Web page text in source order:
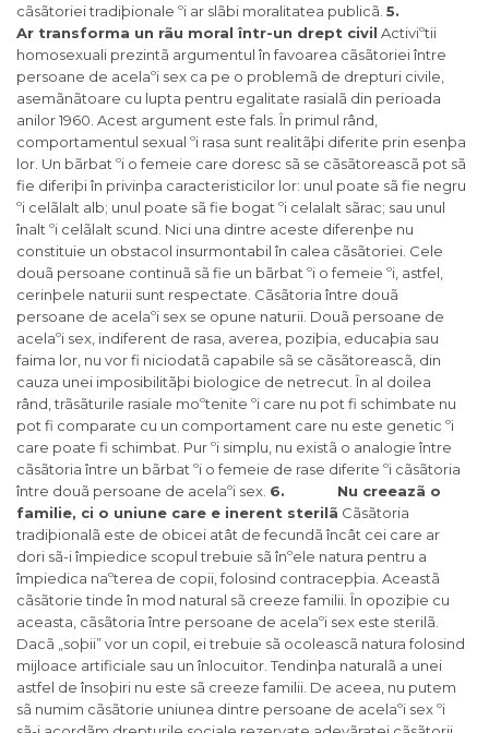
cãsãtoriei tradiþionale ºi ar slãbi moralitatea publicã. 5.
Ar transforma un rãu moral într-un drept civil Activiºtii
homosexuali prezintã argumentul în favoarea cãsãtoriei între
persoane de acelaºi sex ca pe o problemã de drepturi civile,
asemãnãtoare cu lupta pentru egalitate rasialã din perioada
anilor 1960. Acest argument este fals. În primul rând,
comportamentul sexual ºi rasa sunt realitãþi diferite prin esenþa
lor. Un bãrbat ºi o femeie care doresc sã se cãsãtoreascã pot sã
fie diferiþi în privinþa caracteristicilor lor: unul poate sã fie negru
ºi celãlalt alb; unul poate sã fie bogat ºi celalalt sãrac; sau unul
înalt ºi celãlalt scund. Nici una dintre aceste diferenþe nu
constituie un obstacol insurmontabil în calea cãsãtoriei. Cele
douã persoane continuã sã fie un bãrbat ºi o femeie ºi, astfel,
cerinþele naturii sunt respectate. Cãsãtoria între douã
persoane de acelaºi sex se opune naturii. Douã persoane de
acelaºi sex, indiferent de rasa, averea, poziþia, educaþia sau
faima lor, nu vor fi niciodatã capabile sã se cãsãtoreascã, din
cauza unei imposibilitãþi biologice de netrecut. În al doilea
rând, trãsãturile rasiale moºtenite ºi care nu pot fi schimbate nu
pot fi comparate cu un comportament care nu este genetic ºi
care poate fi schimbat. Pur ºi simplu, nu existã o analogie între
cãsãtoria între un bãrbat ºi o femeie de rase diferite ºi cãsãtoria
între douã persoane de acelaºi sex. 6. Nu creeazã o
familie, ci o uniune care e inerent sterilã Cãsãtoria
tradiþionalã este de obicei atât de fecundã încât cei care ar
dori sã-i împiedice scopul trebuie sã înºele natura pentru a
împiedica naºterea de copii, folosind contracepþia. Aceastã
cãsãtorie tinde în mod natural sã creeze familii. În opoziþie cu
aceasta, cãsãtoria între persoane de acelaºi sex este sterilã.
Dacã „soþii” vor un copil, ei trebuie sã ocoleascã natura folosind
mijloace artificiale sau un înlocuitor. Tendinþa naturalã a unei
astfel de însoþiri nu este sã creeze familii. De aceea, nu putem
sã numim cãsãtorie uniunea dintre persoane de acelaºi sex ºi